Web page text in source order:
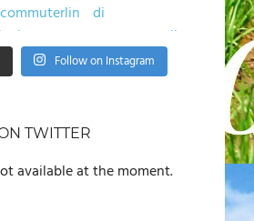
Follow on Instagram
TWITTER
available at the moment.